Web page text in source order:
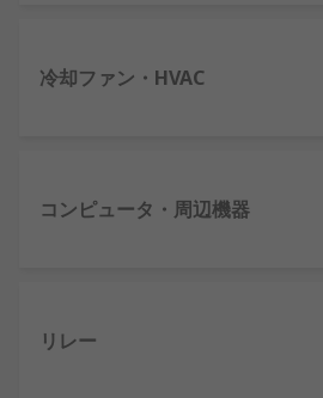
冷却ファン・HVAC
コンピュータ・周辺機器
リレー